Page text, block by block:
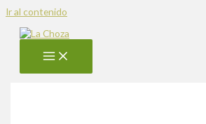
Ir al contenido